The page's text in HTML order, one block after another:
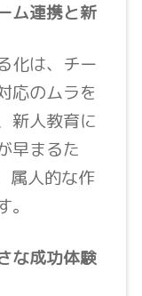
ム連携と新
化は、チー
応のムラを
新人教育に
早まるた
属人的な作
な成功体験